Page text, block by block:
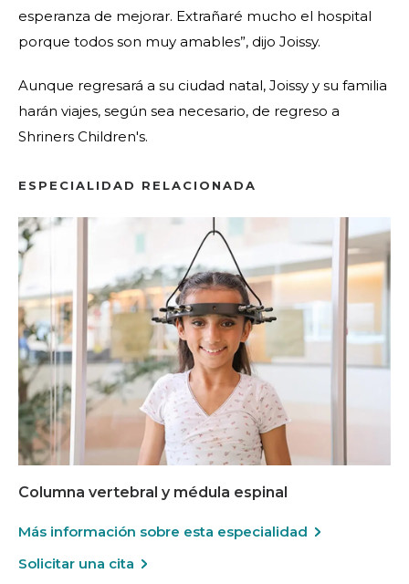
esperanza de mejorar. Extrañaré mucho el hospital
porque todos son muy amables”, dijo Joissy.
Aunque regresará a su ciudad natal, Joissy y su familia
harán viajes, según sea necesario, de regreso a
Shriners Children's.
ESPECIALIDAD RELACIONADA
Columna vertebral y médula espinal
Más información sobre esta especialidad
Solicitar una cita